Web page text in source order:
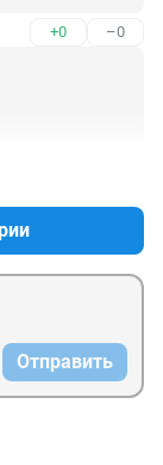
+0 –0
Отправить